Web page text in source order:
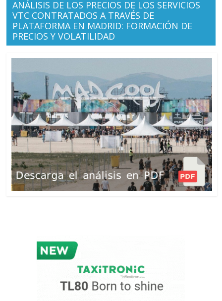
ANÁLISIS DE LOS PRECIOS DE LOS SERVICIOS
VTC CONTRATADOS A TRAVÉS DE
PLATAFORMA EN MADRID: FORMACIÓN DE
PRECIOS Y VOLATILIDAD